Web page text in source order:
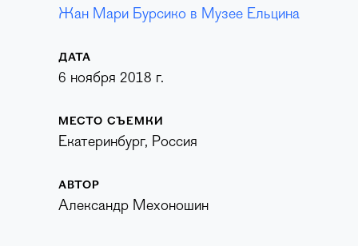
Жан Мари Бурсико в Музее Ельцина
ДАТА
6 ноября 2018 г.
МЕСТО СЪЕМКИ
Екатеринбург, Россия
АВТОР
Александр Мехоношин